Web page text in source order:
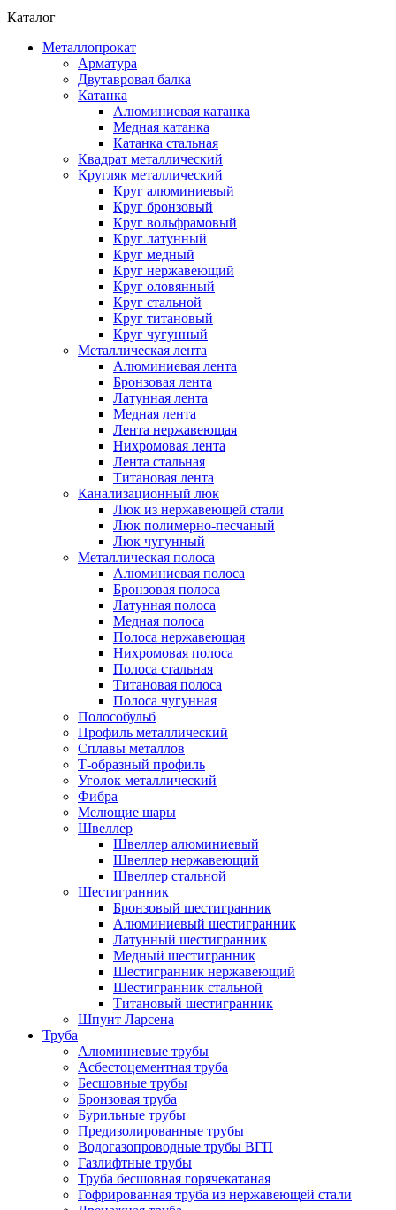
Каталог
Металлопрокат
Арматура
Двутавровая балка
Катанка
Алюминиевая катанка
Медная катанка
Катанка стальная
Квадрат металлический
Кругляк металлический
Круг алюминиевый
Круг бронзовый
Круг вольфрамовый
Круг латунный
Круг медный
Круг нержавеющий
Круг оловянный
Круг стальной
Круг титановый
Круг чугунный
Металлическая лента
Алюминиевая лента
Бронзовая лента
Латунная лента
Медная лента
Лента нержавеющая
Нихромовая лента
Лента стальная
Титановая лента
Канализационный люк
Люк из нержавеющей стали
Люк полимерно-песчаный
Люк чугунный
Металлическая полоса
Алюминиевая полоса
Бронзовая полоса
Латунная полоса
Медная полоса
Полоса нержавеющая
Нихромовая полоса
Полоса стальная
Титановая полоса
Полоса чугунная
Полособульб
Профиль металлический
Сплавы металлов
Т-образный профиль
Уголок металлический
Фибра
Мелющие шары
Швеллер
Швеллер алюминиевый
Швеллер нержавеющий
Швеллер стальной
Шестигранник
Бронзовый шестигранник
Алюминиевый шестигранник
Латунный шестигранник
Медный шестигранник
Шестигранник нержавеющий
Шестигранник стальной
Титановый шестигранник
Шпунт Ларсена
Труба
Алюминиевые трубы
Асбестоцементная труба
Бесшовные трубы
Бронзовая труба
Бурильные трубы
Предизолированные трубы
Водогазопроводные трубы ВГП
Газлифтные трубы
Труба бесшовная горячекатаная
Гофрированная труба из нержавеющей стали